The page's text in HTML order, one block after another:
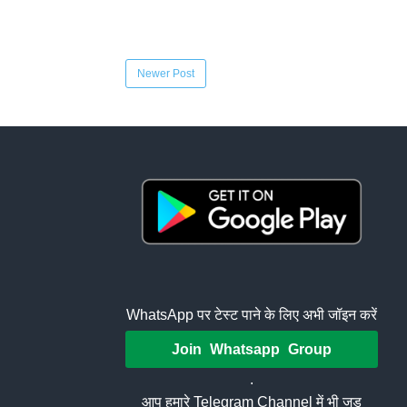
Newer Post
WhatsApp पर टेस्ट पाने के लिए अभी जॉइन करें
Join Whatsapp Group
.
आप हमारे Telegram Channel में भी जुड़